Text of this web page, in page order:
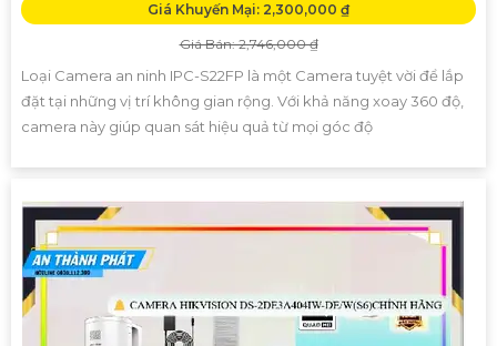
Giá Khuyến Mại: 2,300,000 ₫
Giá Bán: 2,746,000 ₫
Loại Camera an ninh IPC-S22FP là một Camera tuyệt vời để lắp
đặt tại những vị trí không gian rộng. Với khả năng xoay 360 độ,
camera này giúp quan sát hiệu quả từ mọi góc độ